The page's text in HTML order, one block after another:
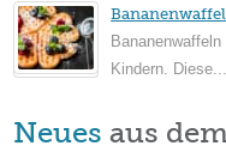
Kindern. Diese...
Neues aus